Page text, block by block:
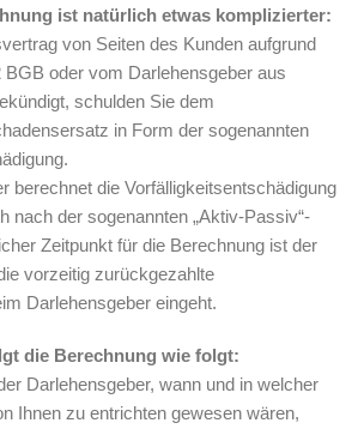
ist natürlich etwas komplizierter:
von Seiten des Kunden aufgrund
BGB oder vom Darlehensgeber aus
schulden Sie dem
in Form der sogenannten
berechnet die Vorfälligkeitsentschädigung
nach der sogenannten „Aktiv-Passiv“-
Zeitpunkt für die Berechnung ist der
vorzeitig zurückgezahlte
Darlehensgeber eingeht.
die Berechnung wie folgt:
Darlehensgeber, wann und in welcher
Ihnen zu entrichten gewesen wären,